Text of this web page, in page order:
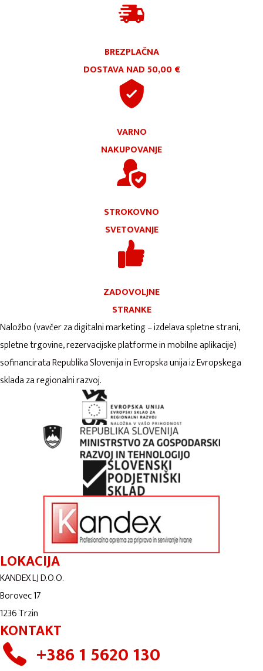
BREZPLAČNA
DOSTAVA NAD 50,00 €
VARNO
NAKUPOVANJE
STROKOVNO
SVETOVANJE
ZADOVOLJNE
STRANKE
Naložbo (vavčer za digitalni marketing – izdelava spletne strani,
spletne trgovine, rezervacijske platforme in mobilne aplikacije)
sofinancirata Republika Slovenija in Evropska unija iz Evropskega
sklada za regionalni razvoj.
LOKACIJA
KANDEX LJ D.O.O.
Borovec 17
1236 Trzin
KONTAKT
+386 1 5620 130